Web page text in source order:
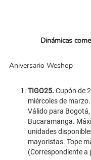
Dinámicas
Aniversario Weshop
TIGO25. Cupón de
miércoles de
Válido para
Bucaramanga.
unidades
mayoristas. Tope
(Correspondiente a